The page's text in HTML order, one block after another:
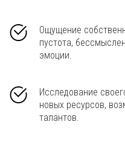
Ощущение
пустота,
эмоции.
Исследование
новых ресурсов,
талантов.